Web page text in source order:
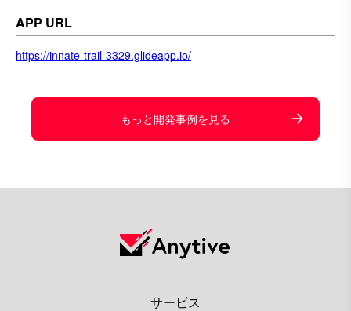
APP URL
https://innate-trail-3329.glideapp.io/
もっと開発事例を見る
サービス